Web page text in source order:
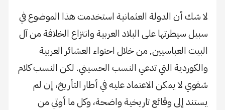
لا شك أن الدولة العثمانية استخدمت هذا الموضوع في
سبيل سيطرتها على البلاد العربية وانتزاع الخلافة من آل
البيت العباسيين, من خلال احتواء العشائر العربية
والكوردية التي تدعي النسب الحسيني. لكن النسب كلام
شفوي لا يمكن الاعتماد عليه في أطار التأريخ، إن لم
يستند إلى وقائع تاريخية واضحة، وكل ما أوتي من